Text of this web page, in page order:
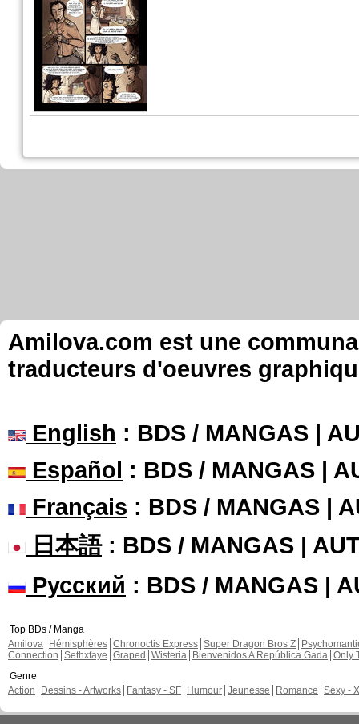
Amilova.com est une
traducteurs d'oeuvres
English : BDS / MANGAS |
Español : BDS / MANGAS |
Français : BDS / MANGAS |
日本語: BDS / MANGAS |
Русский : BDS / MANGAS |
Top BDs / Manga
Amilova
Hémisphères Chronoctis Express Super Dragon Bros Z
Connection Sethxfaye Graped Wisteria Bienvenidos A República Gada Only
Genre
Action
Dessins - Artworks Fantasy - SF Humour Jeunesse Romance Sexy -